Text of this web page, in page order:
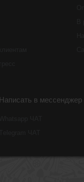
Написать в мессенджер